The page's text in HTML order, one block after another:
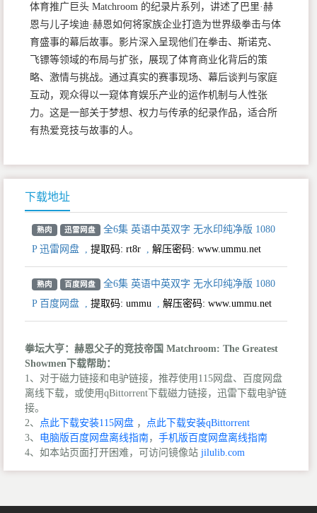
体育推广巨头 Matchroom 的纪录片系列，讲述了巴里·赫
恩与儿子埃迪·赫恩如何将家族企业打造为世界级拳击与体
育盛事的幕后故事。影片深入呈现他们在拳击、斯诺克、
飞镖等领域的布局与扩张，展现了体育商业化背后的策
略、激情与挑战。通过真实的赛事现场、幕后谈判与家庭
互动，观众得以一窥体育娱乐产业的运作机制与人性张
力。这是一部关于梦想、权力与传承的纪录作品，适合所
有热爱竞技与故事的人。
下载地址
熟肉 迅雷网盘
全6集 英语中英双字 无水印纯净版 1080
P 迅雷网盘
提取码: rt8r 解压密码: www.ummu.net
熟肉 百度网盘
全6集 英语中英双字 无水印纯净版 1080
P 百度网盘
提取码: ummu 解压密码: www.ummu.net
拳坛大亨：赫恩父子的竞技帝国 Matchroom: The Greatest
Showmen下载帮助：
1、对于磁力链接和电驴链接，推荐使用115网盘、百度网盘
离线下载，或使用qBittorrent下载磁力链接，迅雷下载电驴链
接。
2、
点此下载安装115网盘 ，
点此下载安装qBittorrent
3、 电脑版百度网盘离线指南， 手机版百度网盘离线指南
4、如本站页面打开困难，可访问镜像站 jilulib.com